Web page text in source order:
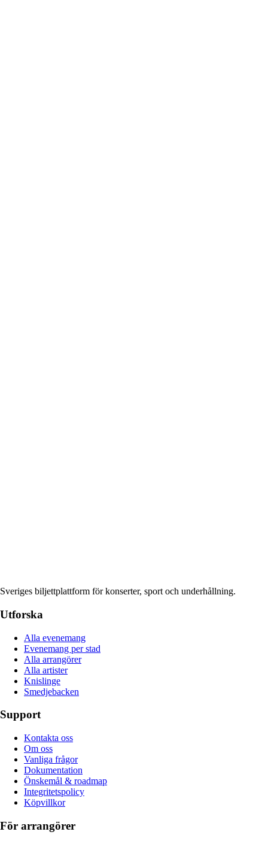
Sveriges biljettplattform för konserter, sport och underhållning.
Utforska
Alla evenemang
Evenemang per stad
Alla arrangörer
Alla artister
Knislinge
Smedjebacken
Support
Kontakta oss
Om oss
Vanliga frågor
Dokumentation
Önskemål & roadmap
Integritetspolicy
Köpvillkor
För arrangörer